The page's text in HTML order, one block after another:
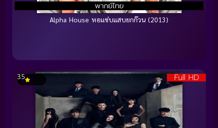
พากย์ไทย
Alpha House หอแซ่บแสบยกก๊วน (2013)
Full HD
3.5